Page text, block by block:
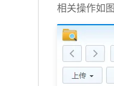
相关操作如图